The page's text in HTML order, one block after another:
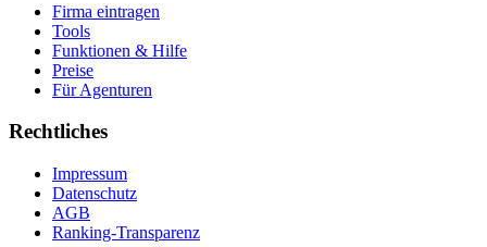
Firma eintragen
Tools
Funktionen & Hilfe
Preise
Für Agenturen
Rechtliches
Impressum
Datenschutz
AGB
Ranking-Transparenz